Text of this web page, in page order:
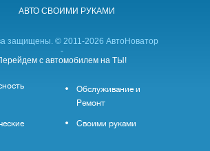
АВТО CВОИМИ РУКАМИ
защищены. © 2011-2026 АвтоНоватор
-
с автомобилем на ТЫ!
Обслуживание и
Ремонт
Своими руками